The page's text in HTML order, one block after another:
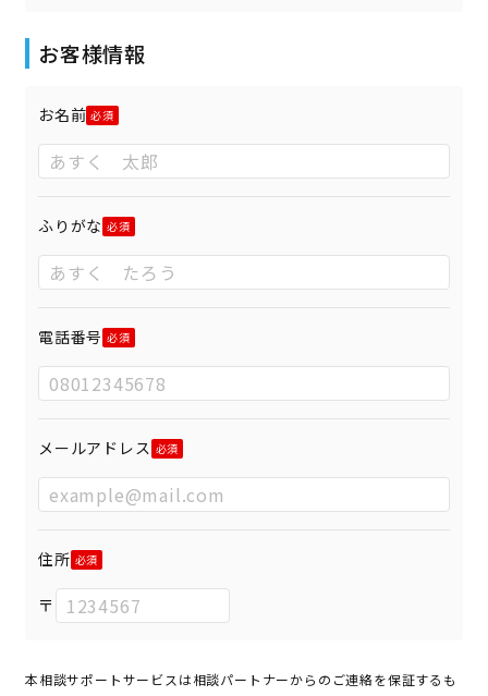
お客様情報
お名前
ふりがな
電話番号
メールアドレス
住所
〒
本相談サポートサービスは相談パートナーからのご連絡を保証するも